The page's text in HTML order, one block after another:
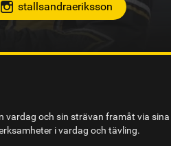
teamjpab
och sin strävan framåt via
i vardag och tävling.